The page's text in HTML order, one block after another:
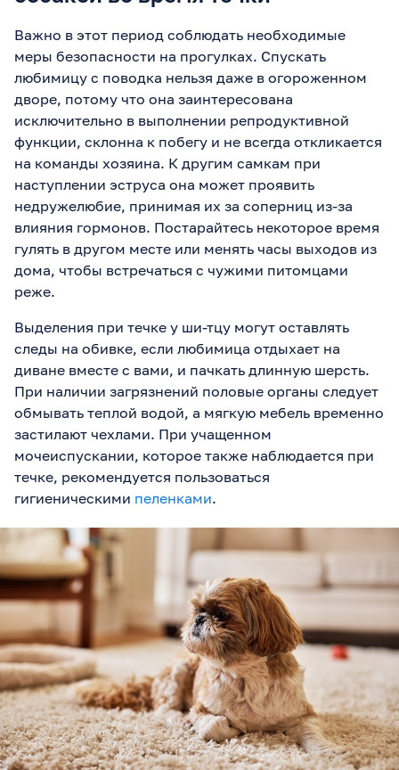
Важно в этот период соблюдать необходимые
меры безопасности на прогулках. Спускать
любимицу с поводка нельзя даже в огороженном
дворе, потому что она заинтересована
исключительно в выполнении репродуктивной
функции, склонна к побегу и не всегда откликается
на команды хозяина. К другим самкам при
наступлении эструса она может проявить
недружелюбие, принимая их за соперниц из-за
влияния гормонов. Постарайтесь некоторое время
гулять в другом месте или менять часы выходов из
дома, чтобы встречаться с чужими питомцами
реже.
Выделения при течке у ши-тцу могут оставлять
следы на обивке, если любимица отдыхает на
диване вместе с вами, и пачкать длинную шерсть.
При наличии загрязнений половые органы следует
обмывать теплой водой, а мягкую мебель временно
застилают чехлами. При учащенном
мочеиспускании, которое также наблюдается при
течке, рекомендуется пользоваться
гигиеническими пеленками.